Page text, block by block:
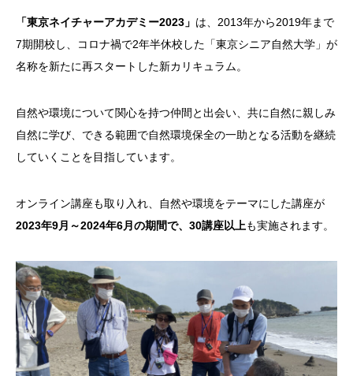
「東京ネイチャーアカデミー2023」 は、2013年から2019年まで
7期開校し、コロナ禍で2年半休校した「東京シニア自然大学」が
名称を新たに再スタートした新カリキュラム。
自然や環境について関心を持つ仲間と出会い、共に自然に親しみ
自然に学び、できる範囲で自然環境保全の一助となる活動を継続
していくことを目指しています。
オンライン講座も取り入れ、自然や環境をテーマにした講座が
2023年9月～2024年6月の期間で、30講座以上も実施されます。